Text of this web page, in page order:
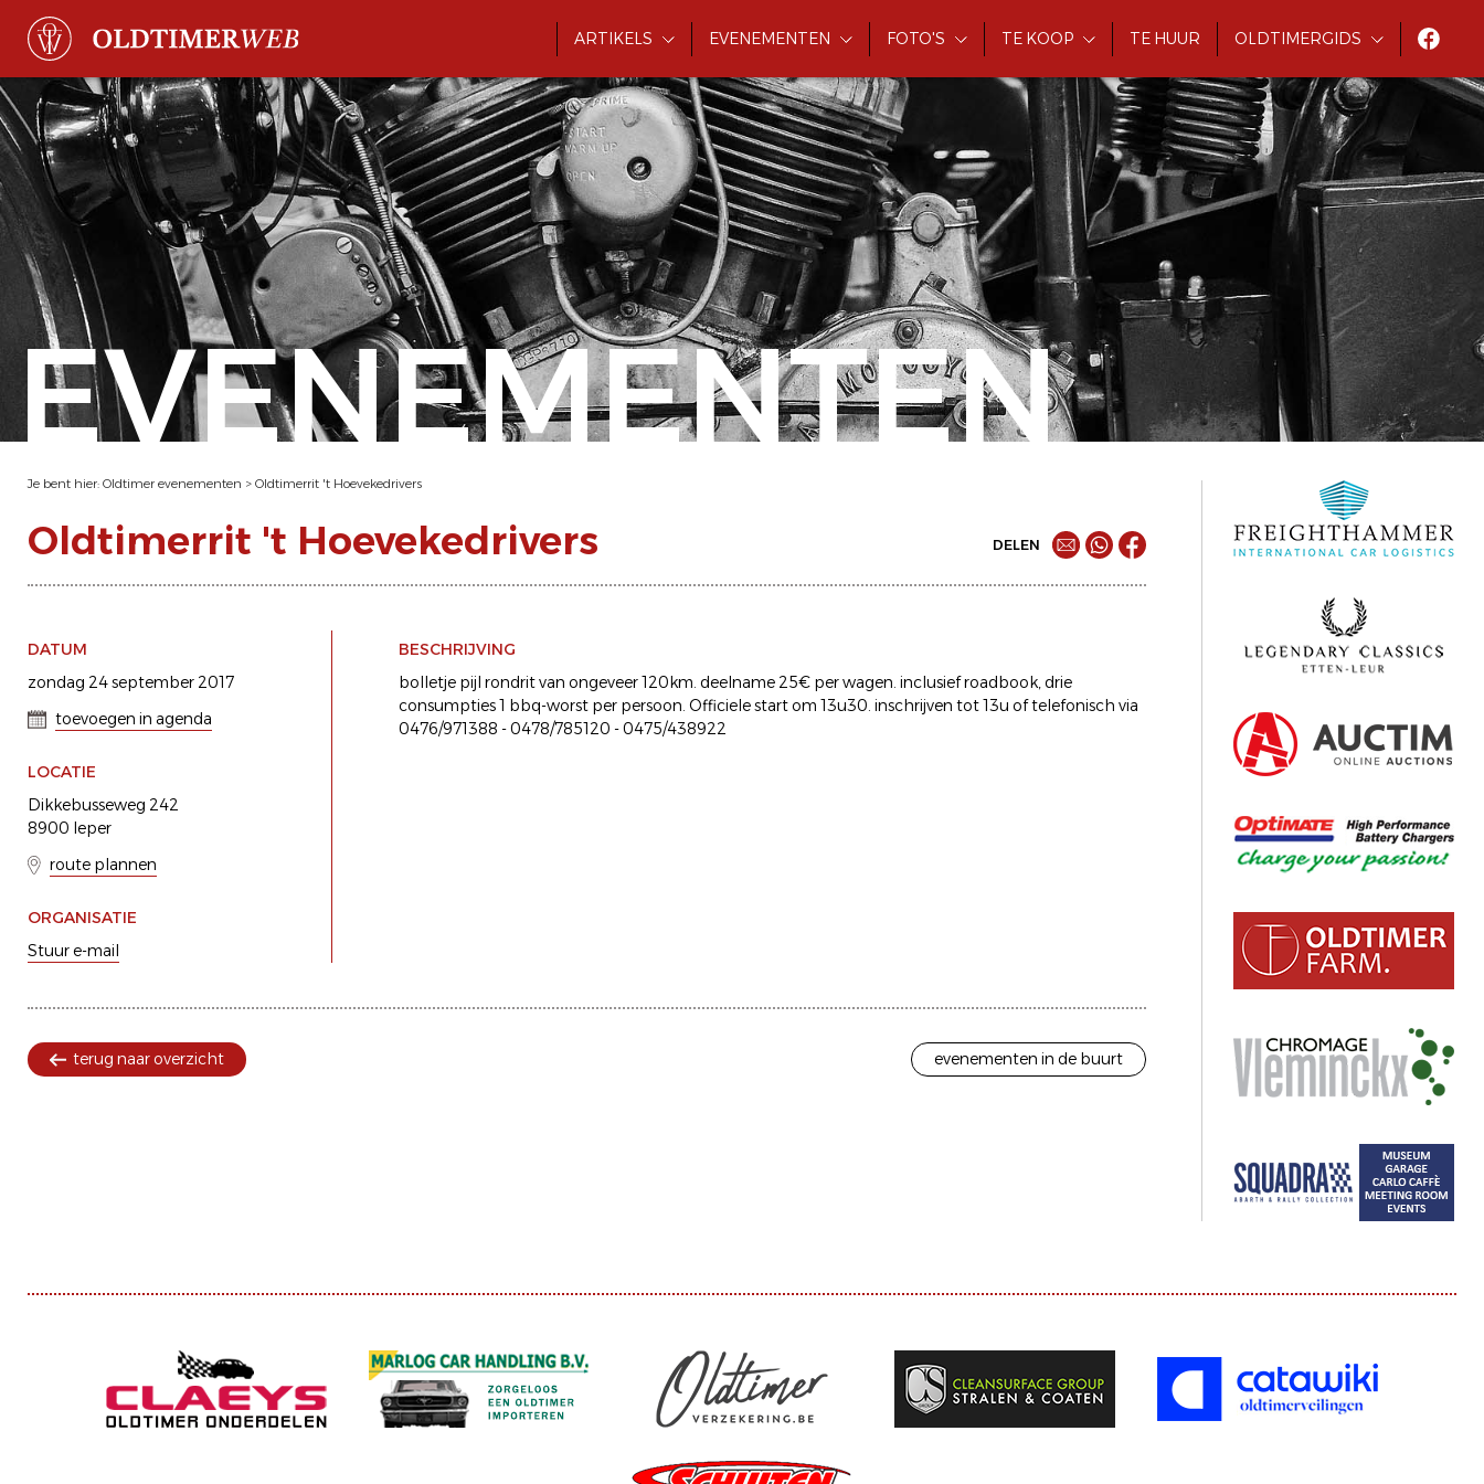
ARTIKELS EVENEMENTEN FOTO'S TE KOOP TE HUUR OLDTIMERGIDS
EVENEMENTEN
Je bent hier: Oldtimer evenementen > Oldtimerrit 't Hoevekedrivers
Oldtimerrit 't Hoevekedrivers DELEN
DATUM
zondag 24 september 2017
toevoegen in agenda
LOCATIE
Dikkebusseweg 242
8900 Ieper
route plannen
ORGANISATIE
Stuur e-mail
BESCHRIJVING
bolletje pijl rondrit van ongeveer 120km. deelname 25€ per wagen. inclusief roadbook, drie
consumpties 1 bbq-worst per persoon. Officiele start om 13u30. inschrijven tot 13u of telefonisch via
0476/971388 - 0478/785120 - 0475/438922
terug naar overzicht evenementen in de buurt